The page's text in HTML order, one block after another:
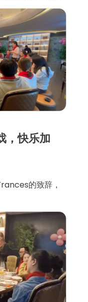
，快乐加
的致辞，